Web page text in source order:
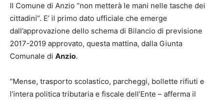
Il Comune di Anzio “non metterà le mani nelle tasche dei
cittadini”. E’ il primo dato ufficiale che emerge
dall’approvazione dello schema di Bilancio di previsione
2017-2019 approvato, questa mattina, dalla Giunta
Comunale di Anzio.
“Mense, trasporto scolastico, parcheggi, bollette rifiuti e
l’intera politica tributaria e fiscale dell’Ente – afferma il